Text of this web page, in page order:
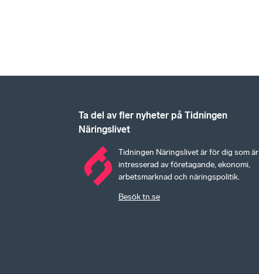
Ta del av fler nyheter på Tidningen
Näringslivet
Tidningen Näringslivet är för dig som är
intresserad av företagande, ekonomi,
arbetsmarknad och näringspolitik.
Besök tn.se